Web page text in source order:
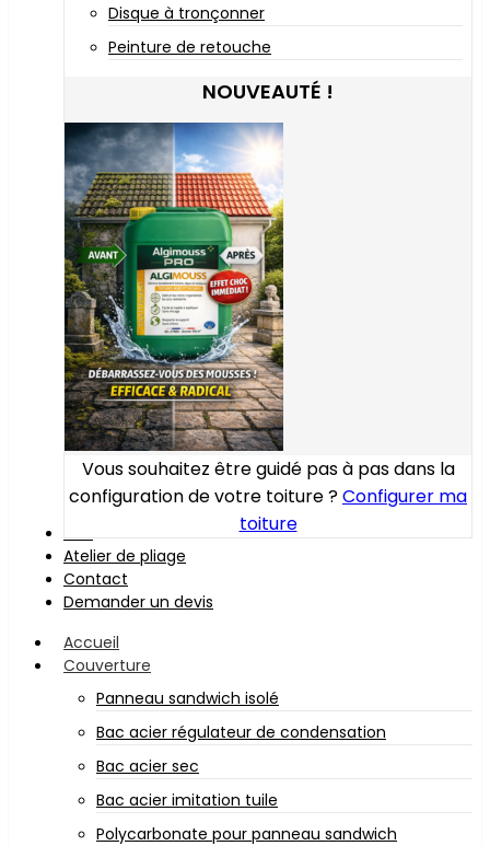
Disque à tronçonner
Peinture de retouche
NOUVEAUTÉ !
Vous souhaitez être guidé pas à pas dans la
configuration de votre toiture ?Configurer ma
toiture
Atelier de pliage
Contact
Demander un devis
Accueil
Couverture
Panneau sandwich isolé
Bac acier régulateur de condensation
Bac acier sec
Bac acier imitation tuile
Polycarbonate pour panneau sandwich